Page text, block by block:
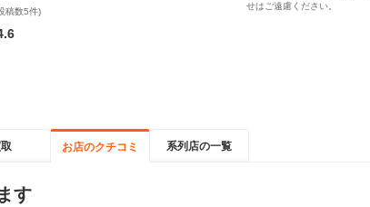
稿数5件)
せはご遠慮ください。
お店のクチコミ 系列店の一覧
す